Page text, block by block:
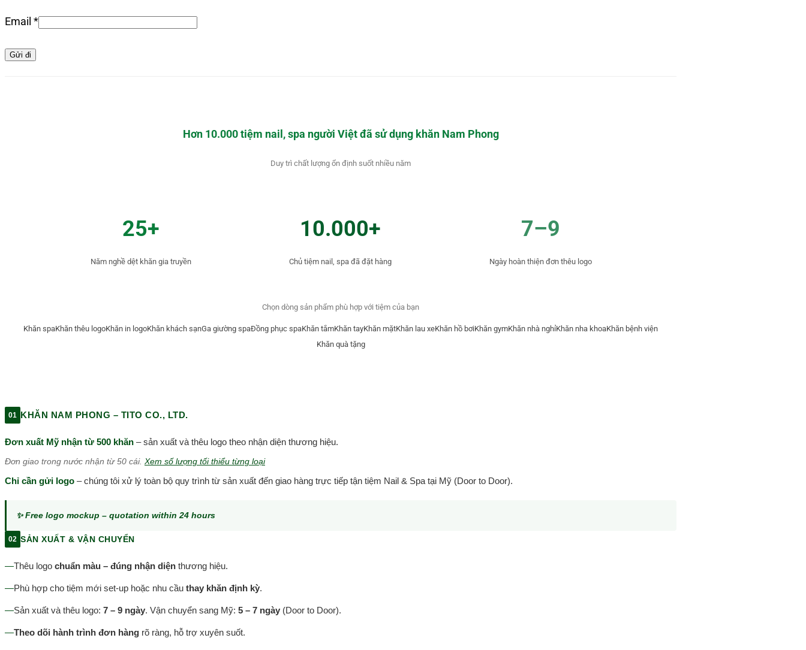
Email *
Hơn 10.000 tiệm nail, spa người Việt đã sử dụng khăn Nam Phong
Duy trì chất lượng ổn định suốt nhiều năm
25+
Năm nghề dệt khăn gia truyền
10.000+
Chủ tiệm nail, spa đã đặt hàng
7–9
Ngày hoàn thiện đơn thêu logo
Chọn dòng sản phẩm phù hợp với tiệm của bạn
Khăn spaKhăn thêu logoKhăn in logoKhăn khách sạnGa giường spaĐồng phục spaKhăn tắmKhăn tayKhăn mặtKhăn lau xeKhăn hồ bơiKhăn gymKhăn nhà nghỉKhăn nha khoaKhăn bệnh viện
Khăn quà tặng
01 KHĂN NAM PHONG – TITO CO., LTD.
Đơn xuất Mỹ nhận từ 500 khăn – sản xuất và thêu logo theo nhận diện thương hiệu.
Đơn giao trong nước nhận từ 50 cái. Xem số lượng tối thiểu từng loại
Chỉ cần gửi logo – chúng tôi xử lý toàn bộ quy trình từ sản xuất đến giao hàng trực tiếp tận tiệm Nail & Spa tại Mỹ (Door to Door).
✨ Free logo mockup – quotation within 24 hours
02 SẢN XUẤT & VẬN CHUYỂN
—Thêu logo chuẩn màu – đúng nhận diện thương hiệu.
—Phù hợp cho tiệm mới set-up hoặc nhu cầu thay khăn định kỳ.
—Sản xuất và thêu logo: 7 – 9 ngày. Vận chuyển sang Mỹ: 5 – 7 ngày (Door to Door).
—Theo dõi hành trình đơn hàng rõ ràng, hỗ trợ xuyên suốt.